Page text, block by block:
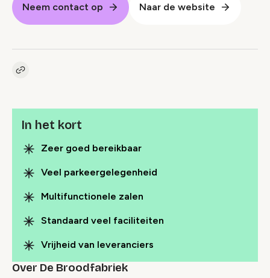
Neem contact op Naar de website
Kopieer link naar pagina
In het kort
Zeer goed bereikbaar
Veel parkeergelegenheid
Multifunctionele zalen
Standaard veel faciliteiten
Vrijheid van leveranciers
Over De Broodfabriek